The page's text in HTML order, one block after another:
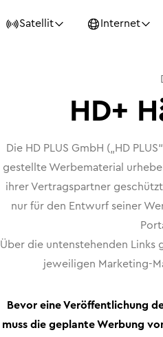
Satellit Internet
HD+
Die HD PLUS GmbH („HD
gestellte Werbematerial
ihrer Vertragspartner
nur für den Entwurf seiner
Über die untenstehenden Links
jeweiligen Marketing-
Bevor eine Veröffentlichung
muss die geplante Werbung